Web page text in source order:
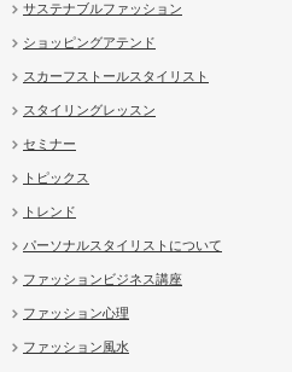
サステナブルファッション
ショッピングアテンド
スカーフストールスタイリスト
スタイリングレッスン
セミナー
トピックス
トレンド
パーソナルスタイリストについて
ファッションビジネス講座
ファッション心理
ファッション風水